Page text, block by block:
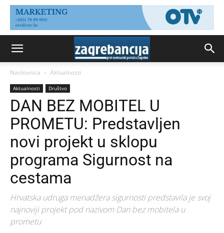
Naslovnica Aktualnosti
Aktualnosti Društvo
DAN BEZ MOBITEL U
PROMETU: Predstavljen
novi projekt u sklopu
programa Sigurnost na
cestama
Hrvatska udruga menadžera sigurnosti predstavila je svoj
najnoviji projekt pod nazivom Dan bez mobitela u
prometu